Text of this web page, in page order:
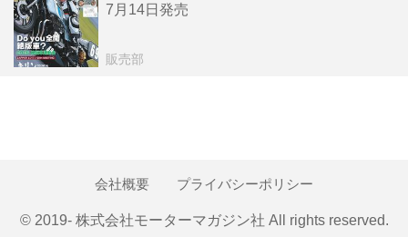
7月14日発売
販売部
会社概要 プライバシーポリシー
© 2019- 株式会社モーターマガジン社 All rights reserved.